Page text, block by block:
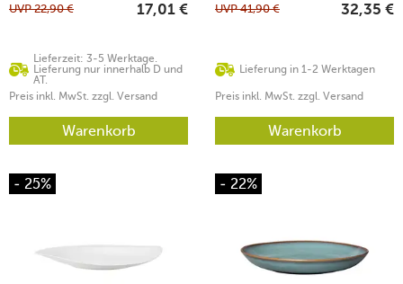
Lieferzeit: 3-5 Werktage.
Lieferung nur innerhalb D und
AT.
UVP22,90 € 17,01 €
Preis inkl. MwSt. zzgl. Versand
Warenkorb
Lieferung in 1-2 Werktagen
UVP41,90 € 32,35 €
Preis inkl. MwSt. zzgl. Versand
Warenkorb
- 25% - 22%